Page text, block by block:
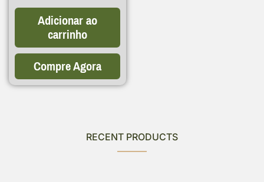
Adicionar ao
carrinho
Compre Agora
RECENT PRODUCTS